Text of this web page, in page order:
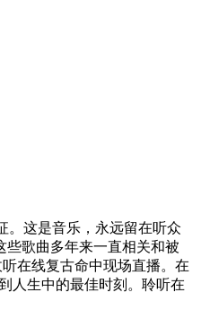
。这是音乐，永远留在听众
些歌曲多年来一直相关和被
在线复古命中现场直播。在
人生中的最佳时刻。聆听在